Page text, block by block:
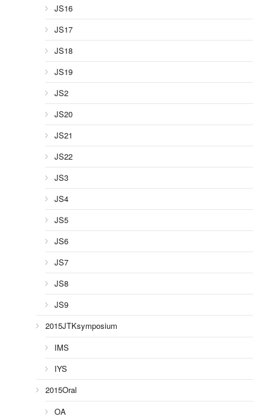
JS16
JS17
JS18
JS19
JS2
JS20
JS21
JS22
JS3
JS4
JS5
JS6
JS7
JS8
JS9
2015JTKsymposium
IMS
IYS
2015Oral
OA